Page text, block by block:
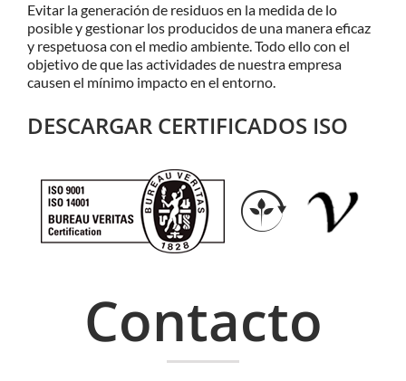
Evitar la generación de residuos en la medida de lo
posible y gestionar los producidos de una manera eficaz
y respetuosa con el medio ambiente. Todo ello con el
objetivo de que las actividades de nuestra empresa
causen el mínimo impacto en el entorno.
DESCARGAR CERTIFICADOS ISO
Contacto